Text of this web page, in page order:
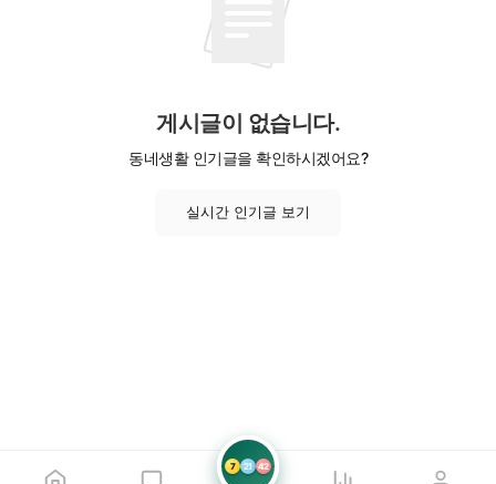
게시글이 없습니다.
동네생활 인기글을 확인하시겠어요?
실시간 인기글 보기
7 21 42